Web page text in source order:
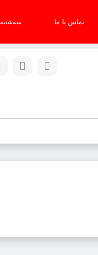
تماس با ما سه‌شنبه 13 مرداد 1405